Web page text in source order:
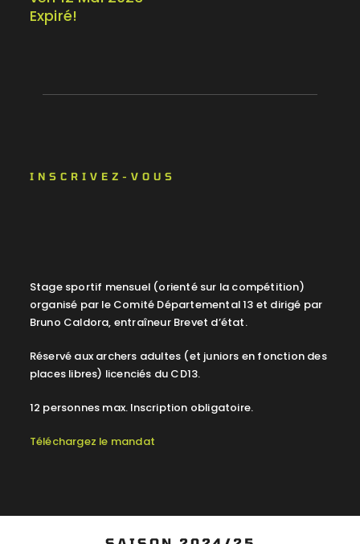
Expiré!
INSCRIVEZ-VOUS
Stage sportif mensuel (orienté sur la compétition)
organisé par le Comité Départemental 13 et dirigé par
Bruno Caldora, entraîneur Brevet d’état.
Réservé aux archers adultes (et juniors en fonction des
places libres) licenciés du CD13.
12 personnes max. Inscription obligatoire.
Téléchargez le mandat